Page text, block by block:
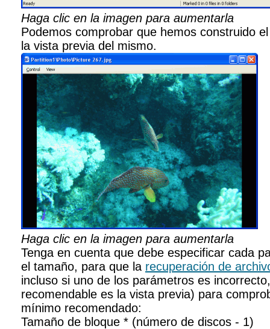
Haga clic en la imagen para aumentarla
Podemos comprobar que hemos construido
la vista previa del mismo.
Haga clic en la imagen para aumentarla
Tenga en cuenta que debe especificar cada
el tamaño, para que la recuperación de
incluso si uno de los parámetros es
recomendable es la vista previa) para
mínimo recomendado:
Tamaño de bloque * (número de discos - 1)